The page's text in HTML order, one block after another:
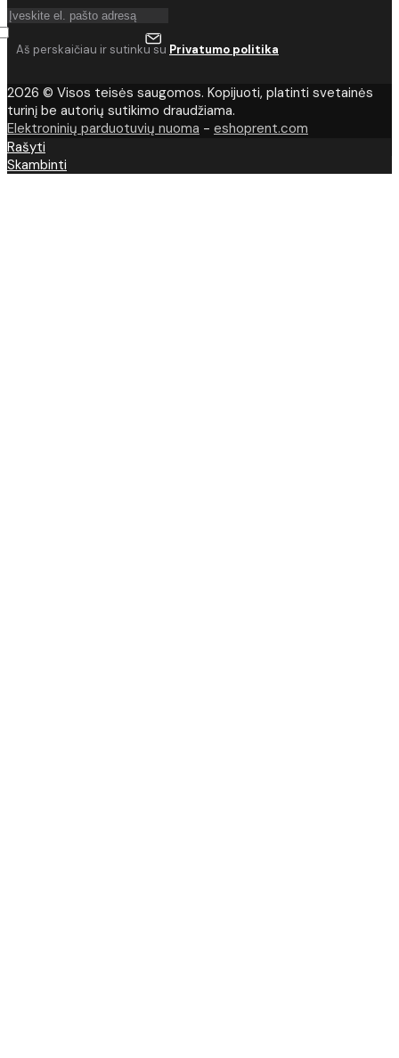
Aš perskaičiau ir sutinku su Privatumo politika
2026 © Visos teisės saugomos. Kopijuoti, platinti svetainės
turinį be autorių sutikimo draudžiama.
Elektroninių parduotuvių nuoma - eshoprent.com
Rašyti
Skambinti